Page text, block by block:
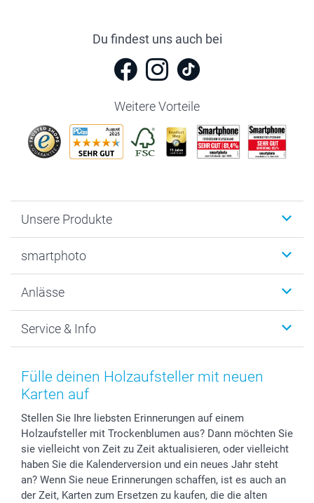
Du findest uns auch bei
Weitere Vorteile
Unsere Produkte
Fotogeschenke
MyNameBook
Fotoabzüge, Fotos als Buch & Poster
Zubehör & Material
Foto-Kalender & Agenden
Geschenk-Gutscheine (PDF)
smartphoto
Warum smartphoto
Datenschutz
AGB
Impressum
Partnerprogramme
Investor Relations
B2B smartbusiness
Widerrufsrecht
Anlässe
Neujahr
Muttertag
Vatertag
Hochzeit
Geburtstag
Geburt
Zu allen Anlässen
Service & Info
Anmelden /Registrieren
Preise und Versandkosten
72h Lieferung
Zahlungsmöglichkeiten
Sitemap
Status der Bestellung
smartfriends
Fülle deinen Holzaufsteller mit neuen
Karten auf
Stellen Sie Ihre liebsten Erinnerungen auf einem
Holzaufsteller mit Trockenblumen aus? Dann möchten Sie
sie vielleicht von Zeit zu Zeit aktualisieren, oder vielleicht
haben Sie die Kalenderversion und ein neues Jahr steht
an? Wenn Sie neue Erinnerungen schaffen, ist es auch an
der Zeit, Karten zum Ersetzen zu kaufen, die die alten